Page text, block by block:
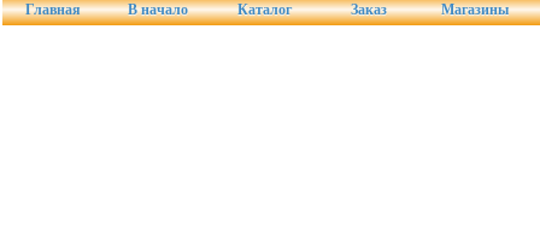
Главная В начало Каталог Заказ Магазины